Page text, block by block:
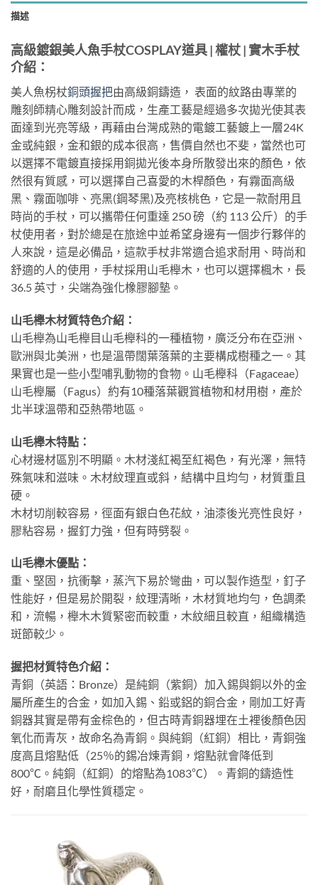
描述
高級鍍銀美人魚手杖COSPLAY道具 | 權杖 | 實木手杖
介紹：
美人魚柺杖銅頭握把由高級銅鑄造， 表面的紋路由專業的
雕刻師精心雕刻設計而成，生產工藝是經過多次拋光使其表
面達到光亮等級，再藉由台灣成熟的電鍍工藝鍍上一層24K
金或純銀，金和銀的成本很高，售價自然也不斐，當然也可
以選擇不電鍍直接採用銅拋光後本身所散發出來的顏色，依
然很有質感，可以選擇自己喜愛的木桿顏色，有霧面高級
黑、霧面咖啡、亮黑(鋼琴黑)及亮核桃色，它是一款耐用且
時尚的手杖，可以攜帶任何重達 250 磅（約 113 公斤）的手
杖使用者，對於總是在旅途中並希望身邊有一個步行夥伴的
人來說，這是必備品，這款手杖非常適合追求耐用、時尚和
舒適的人的使用，手杖採用山毛櫸木，也可以選擇楓木，長
36.5 英寸，尖端為強化橡膠腳墊。
山毛櫸木材質特色介紹：
山毛櫸為山毛櫸目山毛櫸科的一種植物，廣泛分布在亞洲、
歐洲與北美洲，也是溫帶闊葉落葉的主要構成樹種之一。其
果實也是一些小型哺乳動物的食物。山毛櫸科（Fagaceae）
山毛櫸屬（Fagus）約有10種落葉觀賞植物和材用樹，產於
北半球溫帶和亞熱帶地區。
山毛櫸木特點：
心材邊材區別不明顯。木材淺紅褐至紅褐色，有光澤，無特
殊氣味和滋味。木材紋理直或斜，結構中且均勻，材質重且
硬。
木材切削較容易，徑面有銀白色花紋，油漆後光亮性良好，
膠粘容易，握釘力強，但有時劈裂。
山毛櫸木優點：
重、堅固，抗衝擊，蒸汽下易於彎曲，可以製作造型，釘子
性能好，但是易於開裂，紋理清晰，木材質地均勻，色調柔
和，流暢，櫸木木質緊密而較重，木紋細且較直，組織構造
斑節較少。
握把材質特色介紹：
青銅（英語：Bronze）是純銅（紫銅）加入錫與銅以外的金
屬所產生的合金，如加入錫、鉛或鋁的銅合金，剛加工好青
銅器其實是帶有金棕色的，但古時青銅器埋在土裡後顏色因
氧化而青灰，故命名為青銅。與純銅（紅銅）相比，青銅強
度高且熔點低（25％的錫冶煉青銅，熔點就會降低到
800℃。純銅（紅銅）的熔點為1083℃）。青銅的鑄造性
好，耐磨且化學性質穩定。